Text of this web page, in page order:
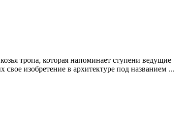
тропа, которая напоминает ступени ведущие
изобретение в архитектуре под названием ...